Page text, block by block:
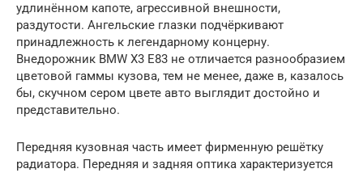
удлинённом капоте, агрессивной внешности,
раздутости. Ангельские глазки подчёркивают
принадлежность к легендарному концерну.
Внедорожник BMW X3 E83 не отличается разнообразием
цветовой гаммы кузова, тем не менее, даже в, казалось
бы, скучном сером цвете авто выглядит достойно и
представительно.
Передняя кузовная часть имеет фирменную решётку
радиатора. Передняя и задняя оптика характеризуется